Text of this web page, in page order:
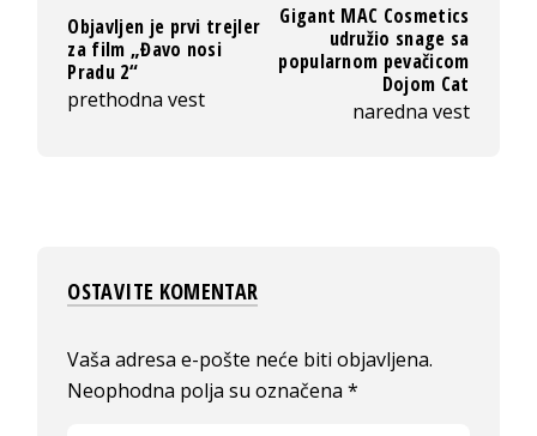
Objavljen je prvi trejler
za film „Đavo nosi
Pradu 2“
prethodna vest
Gigant MAC Cosmetics
udružio snage sa
popularnom pevačicom
Dojom Cat
naredna vest
OSTAVITE KOMENTAR
Vaša adresa e-pošte neće biti objavljena.
Neophodna polja su označena*